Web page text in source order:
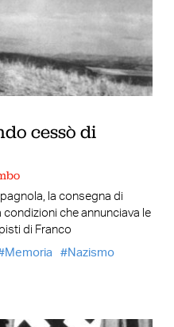
cessò di
la consegna di
che annunciava le
di Franco
Memoria
Nazismo